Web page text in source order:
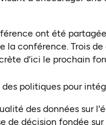
ont été
la conférence. Trois
d'ici le prochain
politiques pour
des données sur
de décision fondée sur